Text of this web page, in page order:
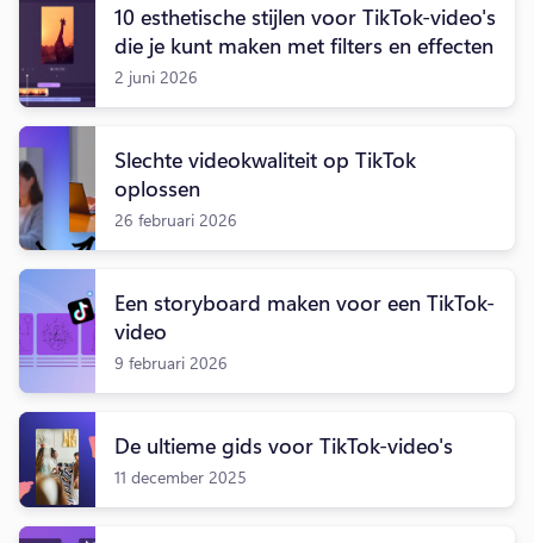
Gratis uitproberen
10 esthetische stijlen voor TikTok-video's
die je kunt maken met filters en effecten
2 juni 2026
Slechte videokwaliteit op TikTok
oplossen
26 februari 2026
Een storyboard maken voor een TikTok-
video
9 februari 2026
De ultieme gids voor TikTok-video's
11 december 2025